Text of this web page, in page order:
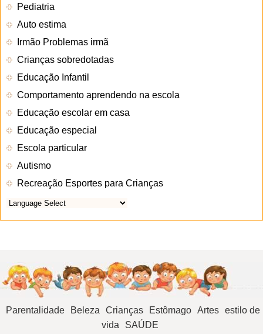
Pediatria
Auto estima
Irmão Problemas irmã
Crianças sobredotadas
Educação Infantil
Comportamento aprendendo na escola
Educação escolar em casa
Educação especial
Escola particular
Autismo
Recreação Esportes para Crianças
Parentalidade Beleza Crianças Estômago Artes estilo de
vida
SAÚDE